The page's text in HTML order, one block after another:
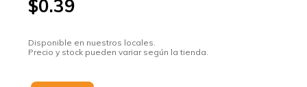
$0.39
Disponible en nuestros locales.
Precio y stock pueden variar según la tienda.